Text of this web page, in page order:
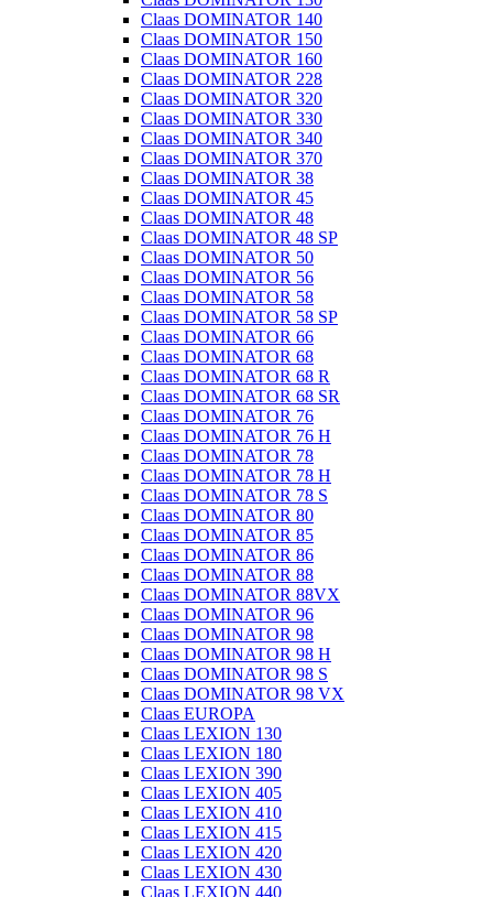
Claas DOMINATOR 140
Claas DOMINATOR 150
Claas DOMINATOR 160
Claas DOMINATOR 228
Claas DOMINATOR 320
Claas DOMINATOR 330
Claas DOMINATOR 340
Claas DOMINATOR 370
Claas DOMINATOR 38
Claas DOMINATOR 45
Claas DOMINATOR 48
Claas DOMINATOR 48 SP
Claas DOMINATOR 50
Claas DOMINATOR 56
Claas DOMINATOR 58
Claas DOMINATOR 58 SP
Claas DOMINATOR 66
Claas DOMINATOR 68
Claas DOMINATOR 68 R
Claas DOMINATOR 68 SR
Claas DOMINATOR 76
Claas DOMINATOR 76 H
Claas DOMINATOR 78
Claas DOMINATOR 78 H
Claas DOMINATOR 78 S
Claas DOMINATOR 80
Claas DOMINATOR 85
Claas DOMINATOR 86
Claas DOMINATOR 88
Claas DOMINATOR 88VX
Claas DOMINATOR 96
Claas DOMINATOR 98
Claas DOMINATOR 98 H
Claas DOMINATOR 98 S
Claas DOMINATOR 98 VX
Claas EUROPA
Claas LEXION 130
Claas LEXION 180
Claas LEXION 390
Claas LEXION 405
Claas LEXION 410
Claas LEXION 415
Claas LEXION 420
Claas LEXION 430
Claas LEXION 440